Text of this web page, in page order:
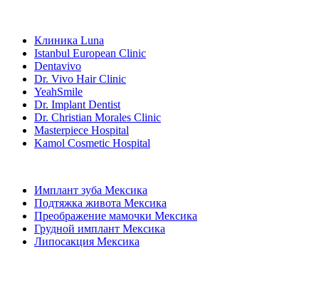
Клиника Luna
Istanbul European Clinic
Dentavivo
Dr. Vivo Hair Clinic
YeahSmile
Dr. Implant Dentist
Dr. Christian Morales Clinic
Masterpiece Hospital
Kamol Cosmetic Hospital
Имплант зуба Мексика
Подтяжка живота Мексика
Преображение мамочки Мексика
Грудной имплант Мексика
Липосакция Мексика